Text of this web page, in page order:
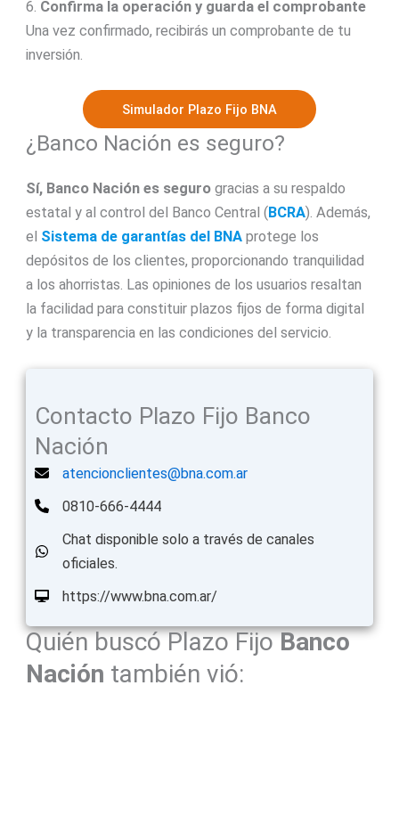
6. Confirma la operación y guarda el comprobante
Una vez confirmado, recibirás un comprobante de tu
inversión.
Simulador Plazo Fijo BNA
¿Banco Nación es seguro?
Sí, Banco Nación es segurogracias a su respaldo
estatal y al control del Banco Central ( BCRA). Además,
el Sistema de garantías del BNAprotege los
depósitos de los clientes, proporcionando tranquilidad
a los ahorristas. Las opiniones de los usuarios resaltan
la facilidad para constituir plazos fijos de forma digital
y la transparencia en las condiciones del servicio.
Contacto Plazo Fijo Banco
Nación
atencionclientes@bna.com.ar
0810-666-4444
Chat disponible solo a través de canales
oficiales.
https://www.bna.com.ar/
Quién buscó Plazo FijoBanco
Nación también vió: